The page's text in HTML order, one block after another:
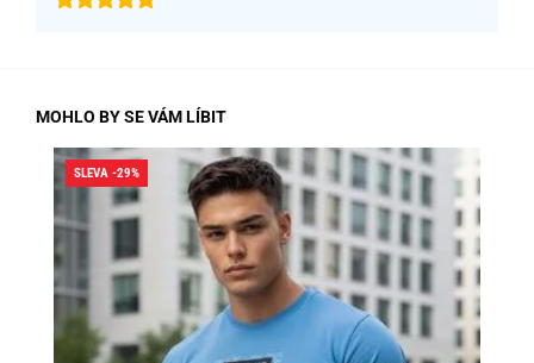
MOHLO BY SE VÁM LÍBIT
SLEVA -29%